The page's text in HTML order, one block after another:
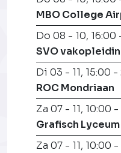
MBO College
Do 08 - 10, 16:00
SVO
Di 03 - 11, 15:00 -
ROC Mondriaan
Za 07 - 11, 10:00 -
Grafisch
Za 07 - 11, 10:00 -